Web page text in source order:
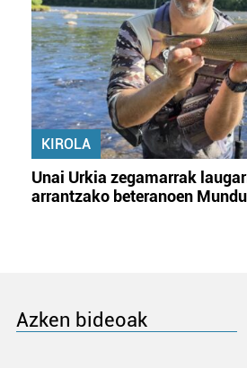
KIROLA
Unai Urkia zegamarrak
arrantzako beteranoen
Azken bideoak